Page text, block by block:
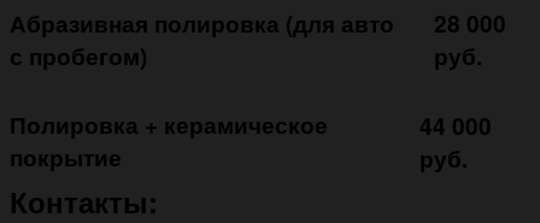
Абразивная полировка (для авто
с пробегом)
28 000
руб.
Полировка + керамическое
покрытие ㅤㅤㅤㅤㅤ
44 000
руб.
Контакты: